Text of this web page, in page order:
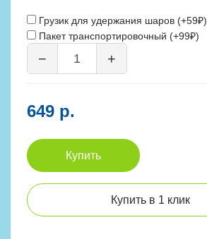
Грузик для удержания шаров (+59₽)
Пакет транспортировочный (+99₽)
− +
649 р.
Купить
Купить в 1 клик